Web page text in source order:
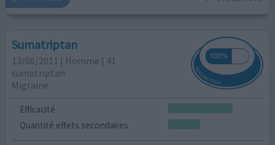
Sumatriptan
13/06/2011 | Homme | 41
sumatriptan
Migraine
Efficacité
Quantité effets secondaires